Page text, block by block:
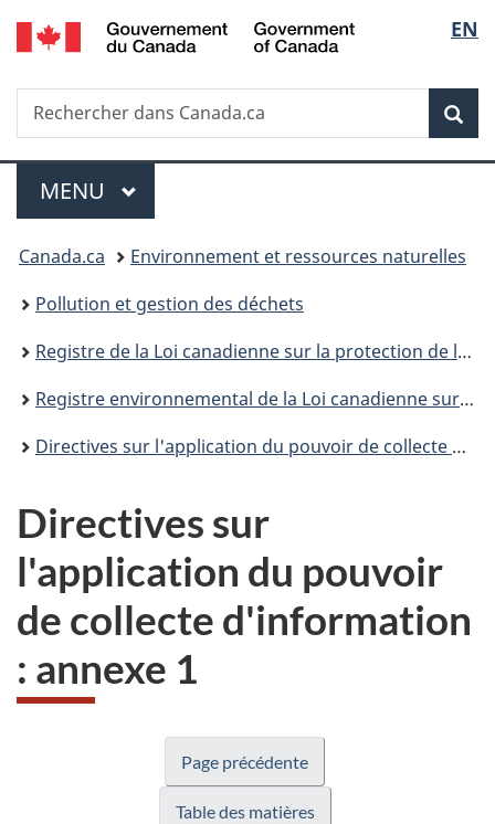
Passer
au
principal
Passer
à
Au
du
Passer
à
version
simplifiée
de
la
EN
Recherche
Rechercher
dans
Menu
MENU PRINCIPAL
Vous
êtes
ici :
Canada.ca
Environnement et ressources naturelles
Pollution et gestion des déchets
Registre de la Loi canadienne sur la protection de l’environnement
Registre environnemental de la Loi canadienne sur la protection de l’environnement : publications
Directives sur l'application du pouvoir de collecte d'information
Directives sur
l'application du pouvoir
de collecte d'information
: annexe 1
Page précédente
Table des matières